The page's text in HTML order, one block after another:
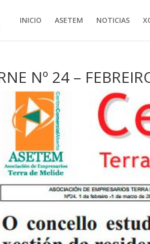
INICIO ASETEM NOTICIAS
Nº 24 –